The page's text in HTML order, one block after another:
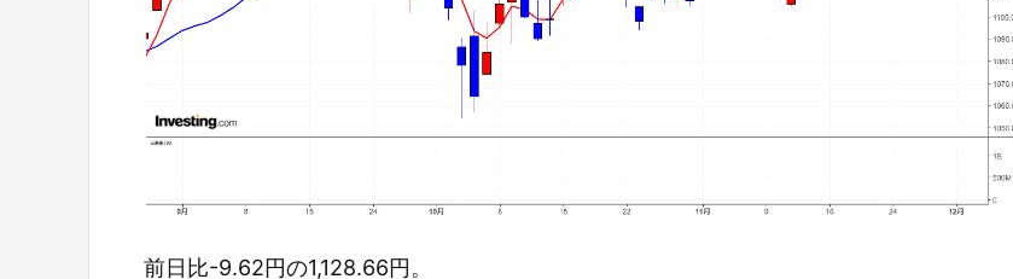
前日比-9.62円の1,128.66円。